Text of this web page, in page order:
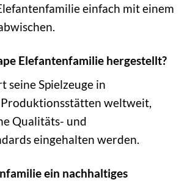
einfach mit einem
Elefantenfamilie hergestellt?
seine Spielzeuge in
weltweit,
Qualitäts- und
eingehalten werden.
ein nachhaltiges